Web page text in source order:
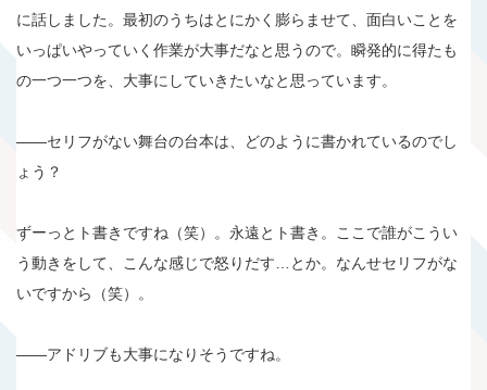
に話しました。最初のうちはとにかく膨らませて、面白いことを
いっぱいやっていく作業が大事だなと思うので。瞬発的に得たも
の一つ一つを、大事にしていきたいなと思っています。
――セリフがない舞台の台本は、どのように書かれているのでし
ょう？
ずーっとト書きですね（笑）。永遠とト書き。ここで誰がこうい
う動きをして、こんな感じで怒りだす…とか。なんせセリフがな
いですから（笑）。
――アドリブも大事になりそうですね。